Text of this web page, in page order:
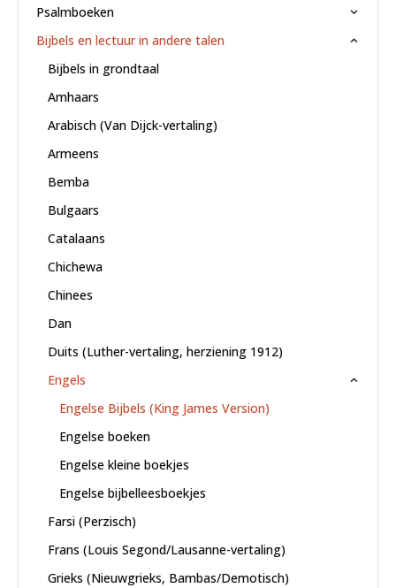
Psalmboeken
Bijbels en lectuur in andere talen
Bijbels in grondtaal
Amhaars
Arabisch (Van Dijck-vertaling)
Armeens
Bemba
Bulgaars
Catalaans
Chichewa
Chinees
Dan
Duits (Luther-vertaling, herziening 1912)
Engels
Engelse Bijbels (King James Version)
Engelse boeken
Engelse kleine boekjes
Engelse bijbelleesboekjes
Farsi (Perzisch)
Frans (Louis Segond/Lausanne-vertaling)
Grieks (Nieuwgrieks, Bambas/Demotisch)